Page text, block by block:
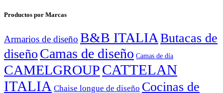
Productos por Marcas
Armarios de diseño B&B ITALIAButacas de
diseño Camas de diseño Camas de día
CAMELGROUPCATTELAN
ITALIA Chaise longue de diseño Cocinas de